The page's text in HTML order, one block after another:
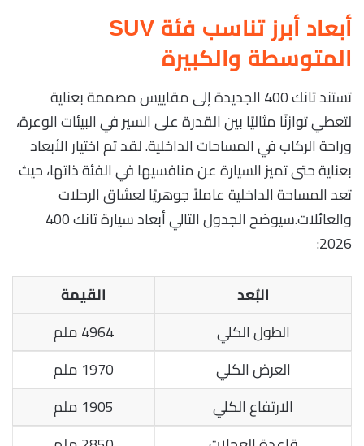
أبعاد أبرز تناسب فئة SUV
المتوسطة والكبيرة
تستند تانك 400 الجديدة إلى مقاييس مصممة بعناية
لتعطي توازنًا مثاليًا بين القدرة على السير في البيئات الوعرة،
وراحة الركاب في المساحات الداخلية. لقد تم اختيار الأبعاد
بعناية حتى تميز السيارة عن منافسيها في الفئة ذاتها، حيث
تعد المساحة الداخلية عاملاً جوهريًا لعشاق الرحلات
والعائلات.سيوضح الجدول التالي أبعاد سيارة تانك 400
2026:
البُعد القيمة
الطول الكلي
4964 ملم
العرض الكلي
1970 ملم
الارتفاع الكلي
1905 ملم